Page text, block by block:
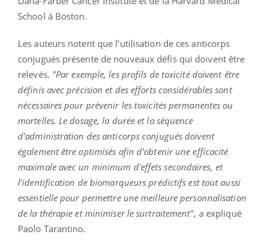
School à Boston.
Les auteurs notent que l’utilisation de ces anticorps
conjugués présente de nouveaux défis qui doivent être
relevés. "Par exemple, les profils de toxicité doivent être
définis avec précision et des efforts considérables sont
nécessaires pour prévenir les toxicités permanentes ou
mortelles. Le dosage, la durée et la séquence
d'administration des anticorps conjugués doivent
également être optimisés afin d'obtenir une efficacité
maximale avec un minimum d'effets secondaires, et
l'identification de biomarqueurs prédictifs est tout aussi
essentielle pour permettre une meilleure personnalisation
de la thérapie et minimiser le surtraitement", a expliqué
Paolo Tarantino.